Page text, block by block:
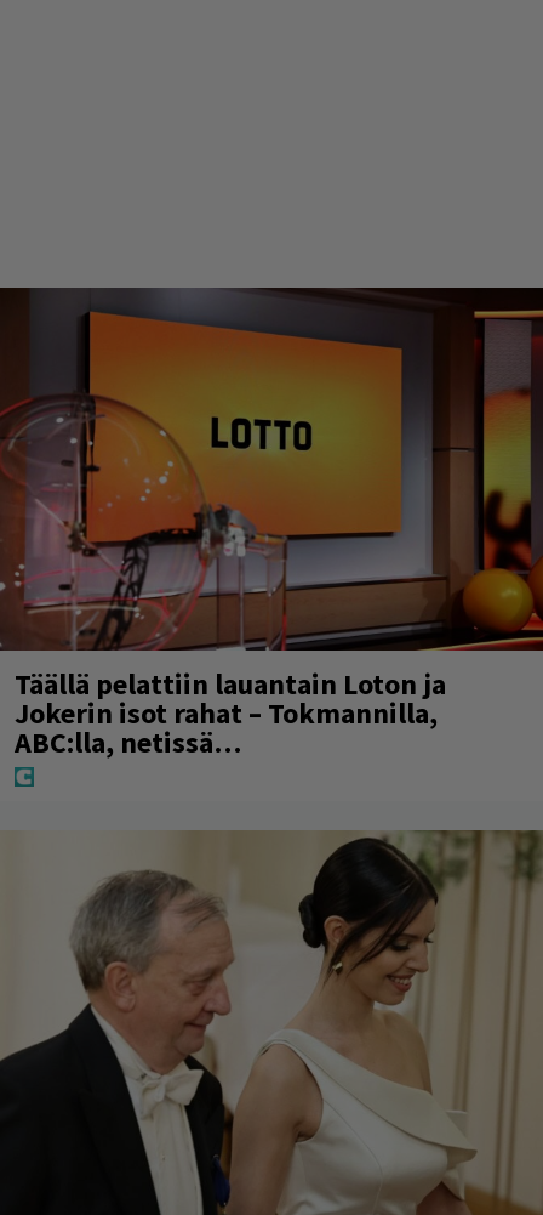
Täällä pelattiin lauantain Loton ja
Jokerin isot rahat – Tokmannilla,
ABC:lla, netissä…